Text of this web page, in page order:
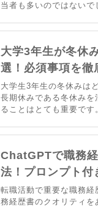
当者も多いのではない
大学3年生が冬休
選！必須事項を徹
大学生3年生の冬休みは
長期休みである冬休みを
ることはとても重要で
事項を徹底的に解説し
ChatGPTで職務
法！プロンプト付
転職活動で重要な職務
務経歴書のクオリティ